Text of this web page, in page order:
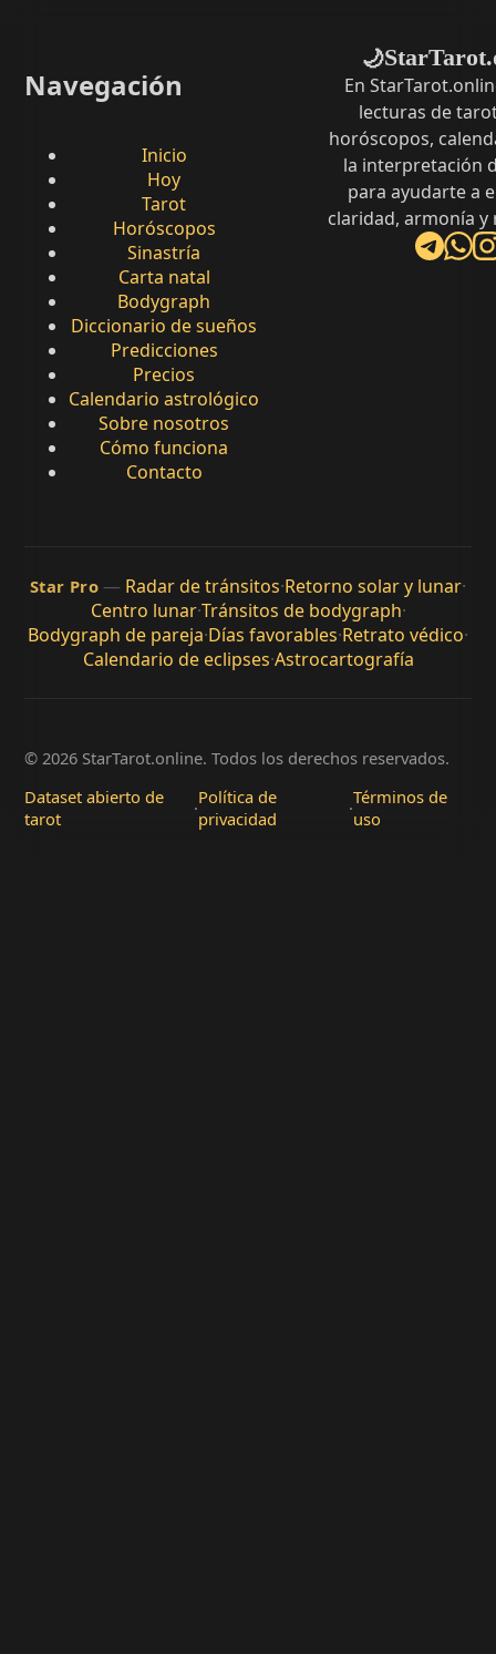
Navegación
Inicio
Hoy
Tarot
Horóscopos
Sinastría
Carta natal
Bodygraph
Diccionario de sueños
Predicciones
Precios
Calendario astrológico
Sobre nosotros
Cómo funciona
Contacto
🌙
En
lecturas de
horóscopos,
la interpretación
para ayudarte a
claridad, armonía y
Star Pro — Radar de tránsitos·Retorno solar y lunar·
Centro lunar·Tránsitos de bodygraph·
Bodygraph de pareja·Días favorables·Retrato védico·
Calendario de eclipses·Astrocartografía
© 2026 StarTarot.online. Todos los derechos reservados.
Dataset abierto de
tarot
·Política de
privacidad
·Términos de
uso